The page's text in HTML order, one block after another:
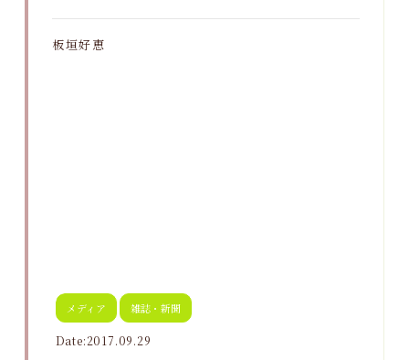
板垣好恵
メディア 雑誌・新聞
Date:2017.09.29